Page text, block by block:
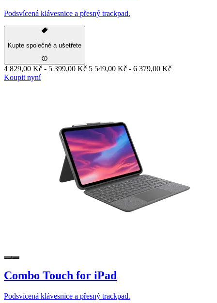
Podsvícená klávesnice a přesný trackpad.
Kupte společně a ušetřete
4 829,00 Kč - 5 399,00 Kč 5 549,00 Kč - 6 379,00 Kč
Koupit nyní
Combo Touch for iPad
Podsvícená klávesnice a přesný trackpad.